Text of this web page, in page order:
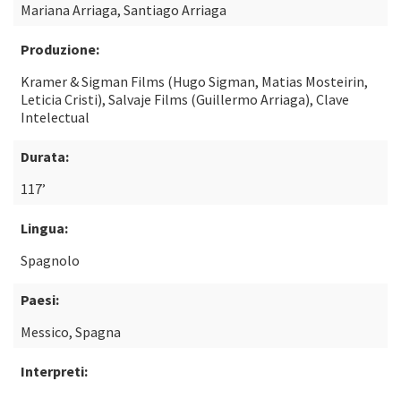
Mariana Arriaga, Santiago Arriaga
Produzione:
Kramer & Sigman Films (Hugo Sigman, Matias Mosteirin,
Leticia Cristi), Salvaje Films (Guillermo Arriaga), Clave
Intelectual
Durata:
117’
Lingua:
Spagnolo
Paesi:
Messico, Spagna
Interpreti: